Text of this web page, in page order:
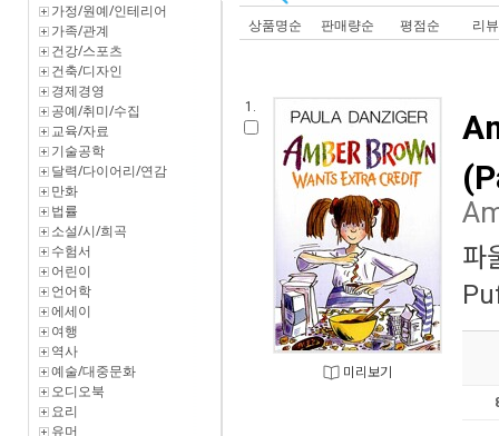
가정/원예/인테리어
가족/관계
건강/스포츠
건축/디자인
경제경영
공예/취미/수집
교육/자료
기술공학
달력/다이어리/연감
만화
법률
소설/시/희곡
수험서
어린이
언어학
에세이
여행
역사
예술/대중문화
오디오북
요리
유머
상품명순 판매량순 평점순 리
1.
미리보기
파